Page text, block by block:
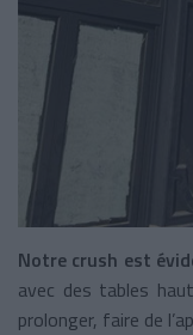
Notre crush est
avec des tables
prolonger, faire de